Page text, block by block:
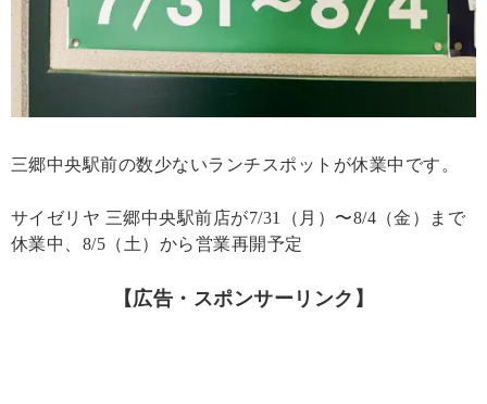
三郷中央駅前の数少ないランチスポットが休業中です。
サイゼリヤ 三郷中央駅前店が7/31（月）〜8/4（金）まで
休業中、8/5（土）から営業再開予定
【広告・スポンサーリンク】